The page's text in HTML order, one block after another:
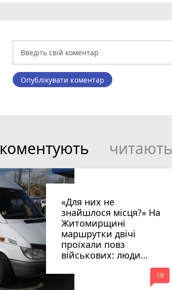
Опублікувати коментар
коментують читають
«Для них не
знайшлося місця?» На
Житомирщині
маршрутки двічі
проїхали повз
військових: люди
вимагають покарати
винних
mode_comment
19